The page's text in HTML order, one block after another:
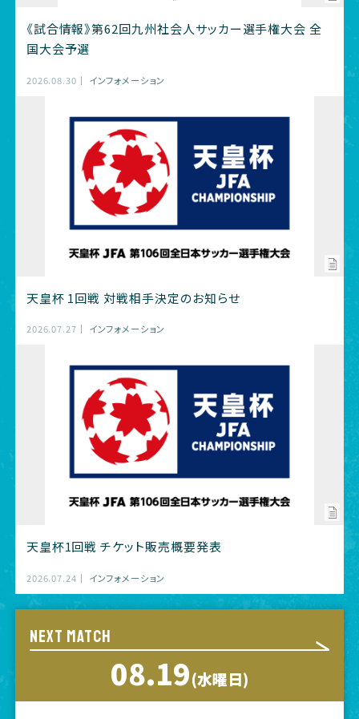
《試合情報》第62回九州社会人サッカー選手権大会 全
国大会予選
2026.08.30 インフォメーション
天皇杯 1回戦 対戦相手決定のお知らせ
2026.07.27 インフォメーション
天皇杯1回戦 チケット販売概要発表
2026.07.24 インフォメーション
NEXT MATCH
08.19(水曜日)